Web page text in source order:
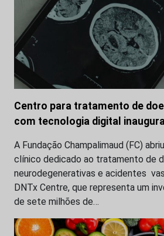
Centro para tratamento de
com tecnologia digital
A Fundação Champalimaud (FC)
clínico dedicado ao tratamento de
neurodegenerativas e acidentes
DNTx Centre, que representa um
de sete milhões de…